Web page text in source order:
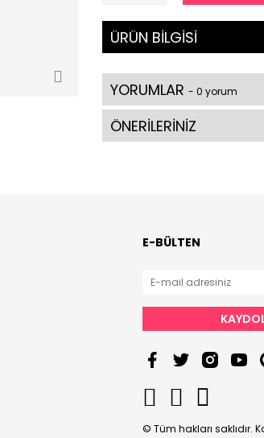
ÜRÜN BİLGİSİ
YORUMLAR - 0 yorum
ÖNERİLERİNİZ
E-BÜLTEN
© Tüm hakları saklıdır.